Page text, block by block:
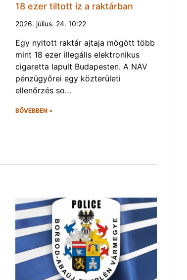
18 ezer tiltott íz a raktárban
2026. július. 24. 10:22
Egy nyitott raktár ajtaja mögött több
mint 18 ezer illegális elektronikus
cigaretta lapult Budapesten. A NAV
pénzügyőrei egy közterületi
ellenőrzés so…
BŐVEBBEN »